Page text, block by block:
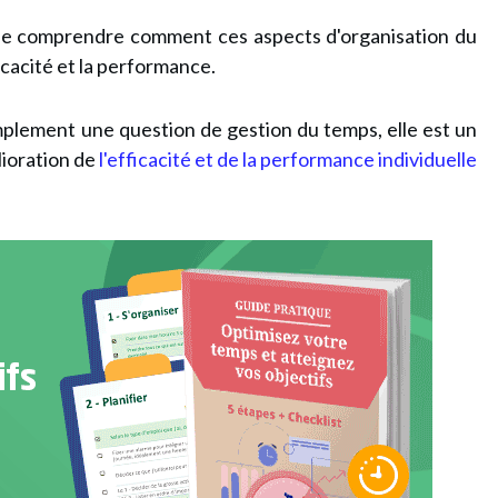
comprendre comment ces aspects d'organisation du
et la performance.
une question de gestion du temps, elle est un
de l'efficacité et de la performance individuelle